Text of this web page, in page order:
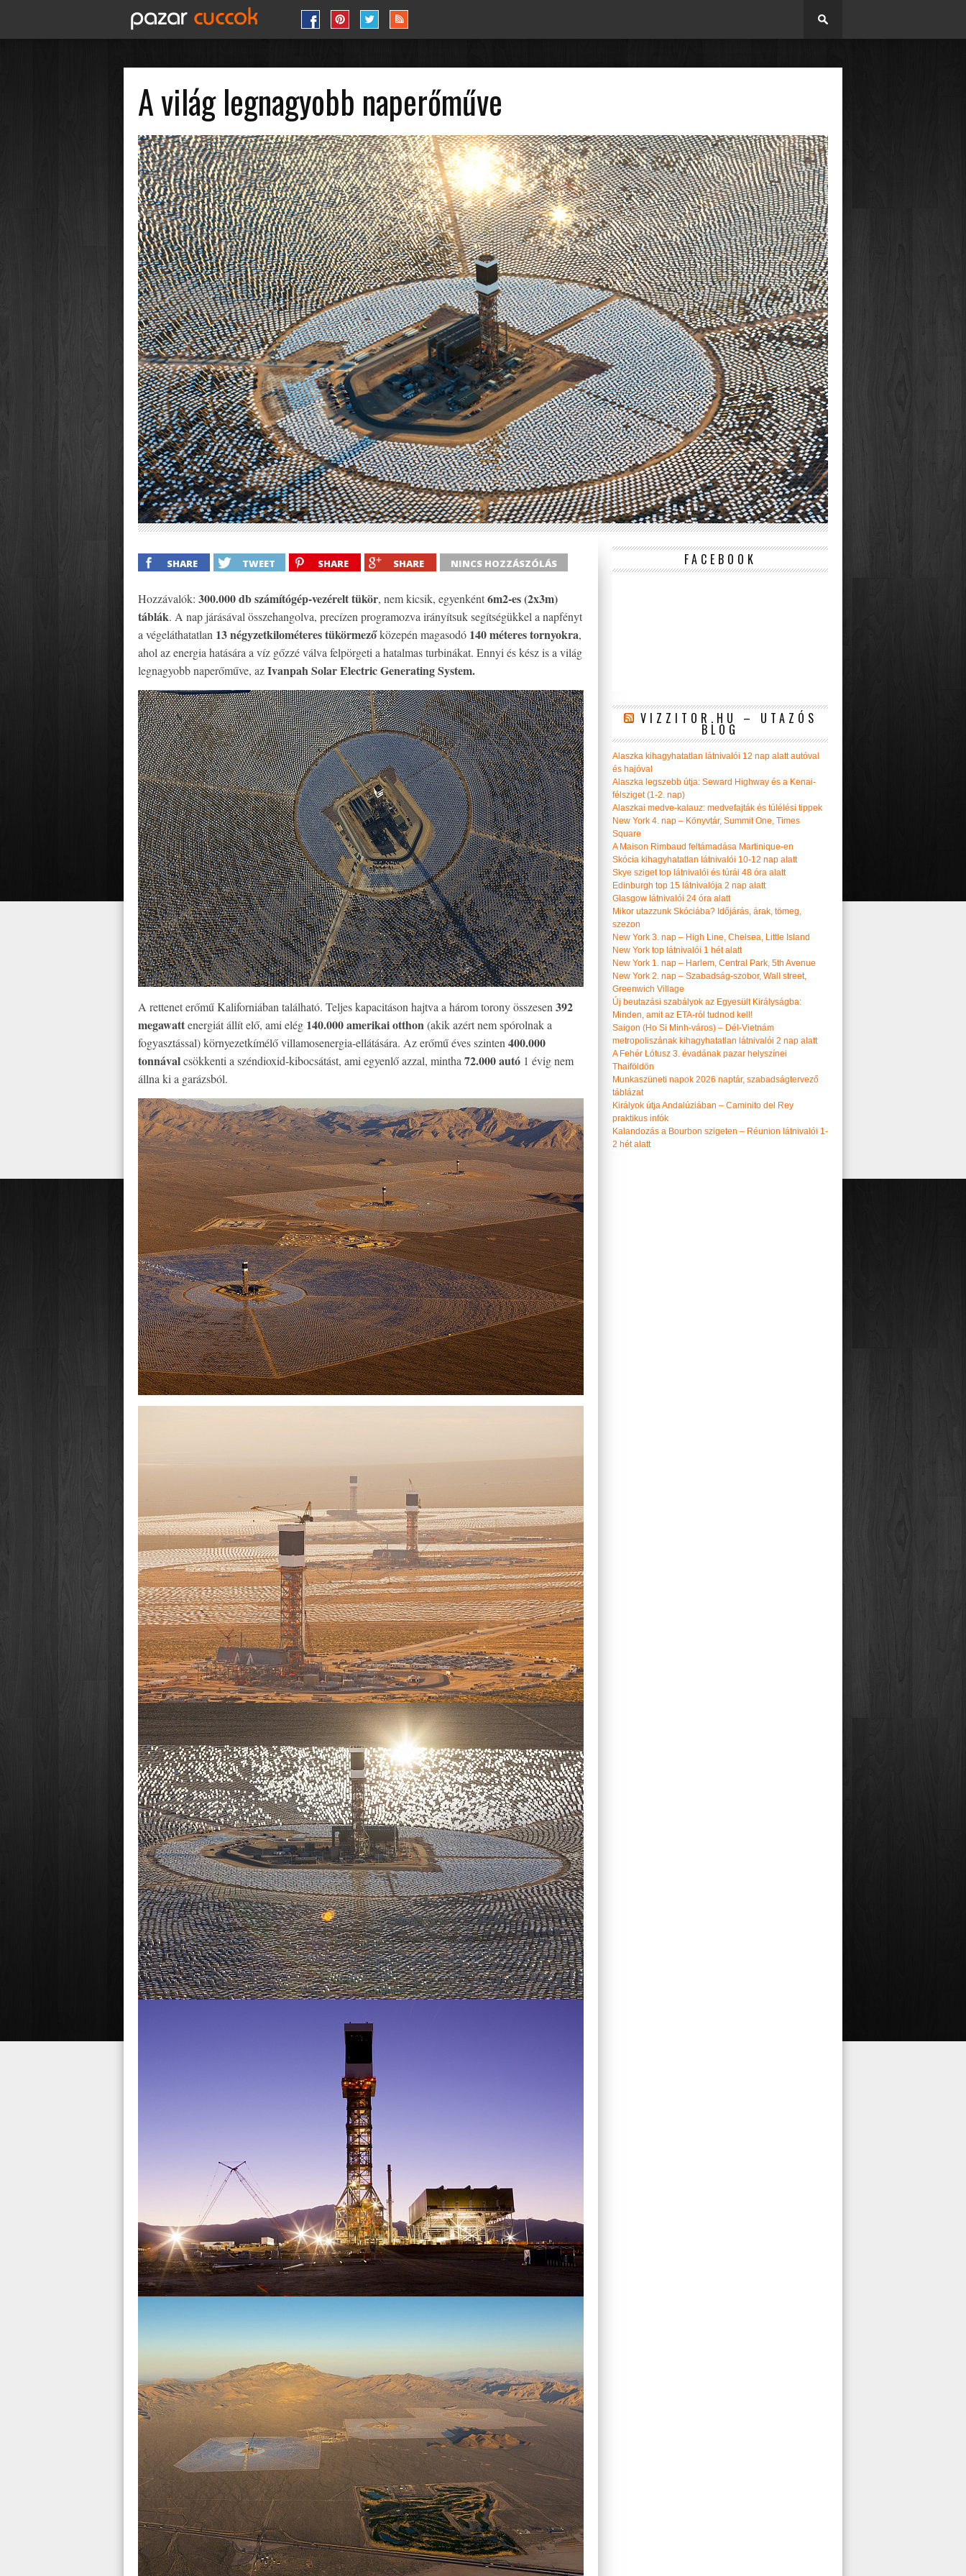
A világ legnagyobb naperőműve
SHARE TWEET SHARE SHARE NINCS HOZZÁSZÓLÁS
Hozzávalók: 300.000 db számítógép-vezérelt tükör, nem kicsik, egyenként6m2-es (2x3m)
táblák. A nap járásával összehangolva, precízen programozva irányítsuk segítségükkel a napfényt
a végeláthatatlan 13 négyzetkilométeres tükörmezőközepén magasodó 140 méteres tornyokra,
ahol az energia hatására a víz gőzzé válva felpörgeti a hatalmas turbinákat. Ennyi és kész is a világ
legnagyobb naperőműve, azIvanpah Solar Electric Generating System.
A rettenet erőmű Kaliforniában található. Teljes kapacitáson hajtva a három torony összesen392
megawattenergiát állít elő, ami elég 140.000 amerikai otthon(akik azért nem spórolnak a
fogyasztással) környezetkímélő villamosenergia-ellátására. Az erőmű éves szinten400.000
tonnávalcsökkenti a széndioxid-kibocsátást, ami egyenlő azzal, mintha72.000 autó 1 évig nem
állna ki a garázsból.
FACEBOOK
VIZZITOR.HU – UTAZÓS
BLOG
Alaszka kihagyhatatlan látnivalói 12 nap alatt autóval
és hajóval
Alaszka legszebb útja: Seward Highway és a Kenai-
félsziget (1-2. nap)
Alaszkai medve-kalauz: medvefajták és túlélési tippek
New York 4. nap – Könyvtár, Summit One, Times
Square
A Maison Rimbaud feltámadása Martinique-en
Skócia kihagyhatatlan látnivalói 10-12 nap alatt
Skye sziget top látnivalói és túrái 48 óra alatt
Edinburgh top 15 látnivalója 2 nap alatt
Glasgow látnivalói 24 óra alatt
Mikor utazzunk Skóciába? Időjárás, árak, tömeg,
szezon
New York 3. nap – High Line, Chelsea, Little Island
New York top látnivalói 1 hét alatt
New York 1. nap – Harlem, Central Park, 5th Avenue
New York 2. nap – Szabadság-szobor, Wall street,
Greenwich Village
Új beutazási szabályok az Egyesült Királyságba:
Minden, amit az ETA-ról tudnod kell!
Saigon (Ho Si Minh-város) – Dél-Vietnám
metropoliszának kihagyhatatlan látnivalói 2 nap alatt
A Fehér Lótusz 3. évadának pazar helyszínei
Thaiföldön
Munkaszüneti napok 2026 naptár, szabadságtervező
táblázat
Királyok útja Andalúziában – Caminito del Rey
praktikus infók
Kalandozás a Bourbon szigeten – Réunion látnivalói 1-
2 hét alatt